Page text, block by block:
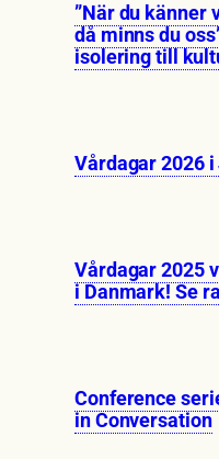
”När du känner
då minns du
isolering till
Vårdagar 2026 i
Vårdagar 2025
i Danmark! Se
Conference
in Conversation